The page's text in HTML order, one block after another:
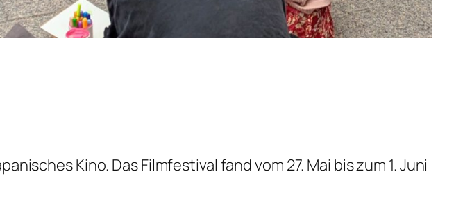
Kino. Das Filmfestival fand vom 27. Mai bis zum 1. Juni